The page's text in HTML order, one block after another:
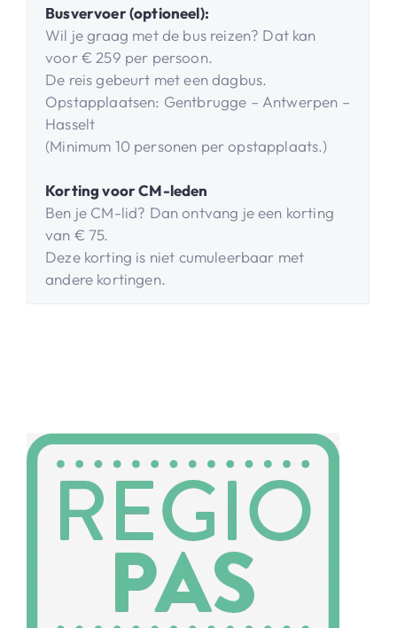
Busvervoer (optioneel):
Wil je graag met de bus reizen? Dat kan
voor € 259 per persoon.
De reis gebeurt met een dagbus.
Opstapplaatsen: Gentbrugge – Antwerpen –
Hasselt
(Minimum 10 personen per opstapplaats.)
Korting voor CM-leden
Ben je CM-lid? Dan ontvang je een korting
van € 75.
Deze korting is niet cumuleerbaar met
andere kortingen.